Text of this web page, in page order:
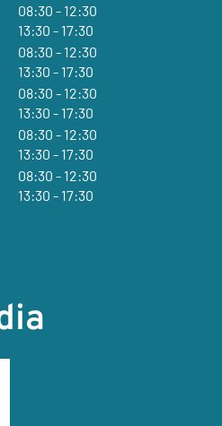
08:30 tot
- 12:30
13:30 tot
- 17:30
08:30 tot
- 12:30
13:30 tot
- 17:30
08:30 tot
- 12:30
13:30 tot
- 17:30
08:30 tot
- 12:30
13:30 tot
- 17:30
08:30 tot
- 12:30
13:30 tot
- 17:30